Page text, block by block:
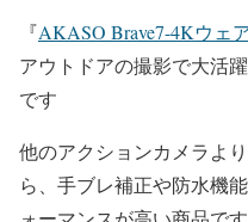
『AKASO Brave7-4Kウェ
アウトドアの撮影で大活
です
他のアクションカメラよ
ら、手ブレ補正や防水機